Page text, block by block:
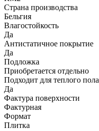
Страна производства
Бельгия
Влагостойкость
Да
Антистатичное покрытие
Да
Подложка
Приобретается отдельно
Подходит для теплого пола
Да
Фактура поверхности
Фактурная
Формат
Плитка